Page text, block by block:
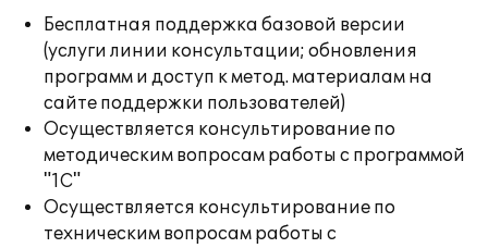
Бесплатная поддержка базовой версии
(услуги линии консультации; обновления
программ и доступ к метод. материалам на
сайте поддержки пользователей)
Осуществляется консультирование по
методическим вопросам работы с программой
"1С"
Осуществляется консультирование по
техническим вопросам работы с